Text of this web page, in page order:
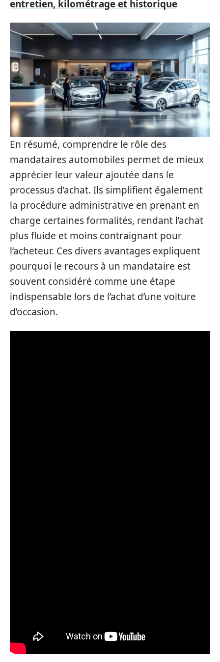
entretien, kilométrage et historique
En résumé, comprendre le rôle des
mandataires automobiles permet de mieux
apprécier leur valeur ajoutée dans le
processus d’achat. Ils simplifient également
la procédure administrative en prenant en
charge certaines formalités, rendant l’achat
plus fluide et moins contraignant pour
l’acheteur. Ces divers avantages expliquent
pourquoi le recours à un mandataire est
souvent considéré comme une étape
indispensable lors de l’achat d’une voiture
d’occasion.